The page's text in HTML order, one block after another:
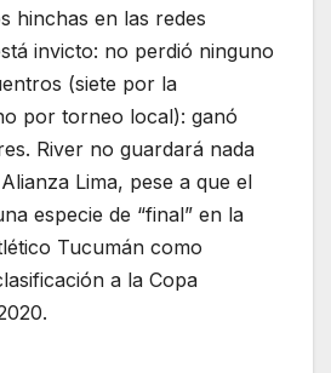
hinchas en las redes
invicto: no perdió ninguno
(siete por la
por torneo local): ganó
River no guardará nada
Lima, pese a que el
especie de “final” en la
Tucumán como
a la Copa